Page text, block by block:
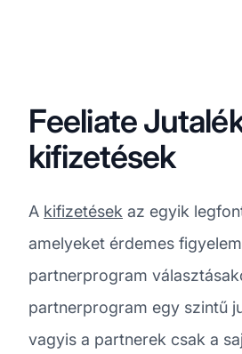
Feeliate
kifizetések
A kifizetések az egyik
amelyeket érdemes
partnerprogram
partnerprogram egy szintű
vagyis a partnerek csak a